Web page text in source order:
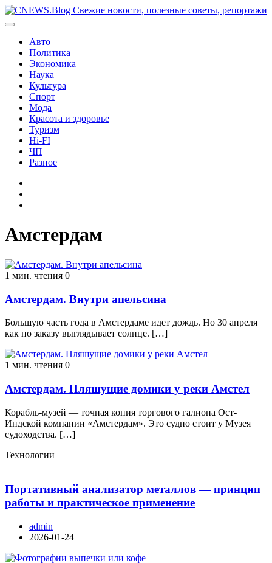
Перейти
к
Авто
Политика
Экономика
Наука
Культура
Спорт
Мода
Красота и здоровье
Туризм
Hi-FI
ЧП
Разное
Амстердам
1 мин. чтения 0
Амстердам. Внутри апельсина
Большую часть года в Амстердаме идет дождь. Но 30 апреля
как по заказу выглядывает солнце. […]
1 мин. чтения 0
Амстердам. Пляшущие домики у реки Амстел
Корабль-музей — точная копия торгового галиона Ост-
Индской компании «Амстердам». Это судно стоит у Музея
судоходства. […]
Технологии
Портативный анализатор металлов — принцип
работы и практическое применение
admin
2026-01-24